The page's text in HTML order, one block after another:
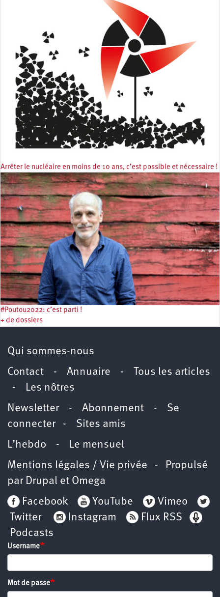
Arrêter le nucléaire en moins de 10 ans, c’est possible et nécessaire !
#Poutou2022: c’est parti !
+ de dossiers
Qui sommes-nous
Contact - Annuaire -
Tous les articles
- Les nôtres
Newsletter- Abonnement - Se
connecter- Sites amis
L’hebdo - Le mensuel
Mentions légales / Vie privée - Propulsé
par Drupal et Omega
Facebook
YouTube
Vimeo
Twitter
Instagram
Flux RSS
Podcasts
Username
Mot de passe